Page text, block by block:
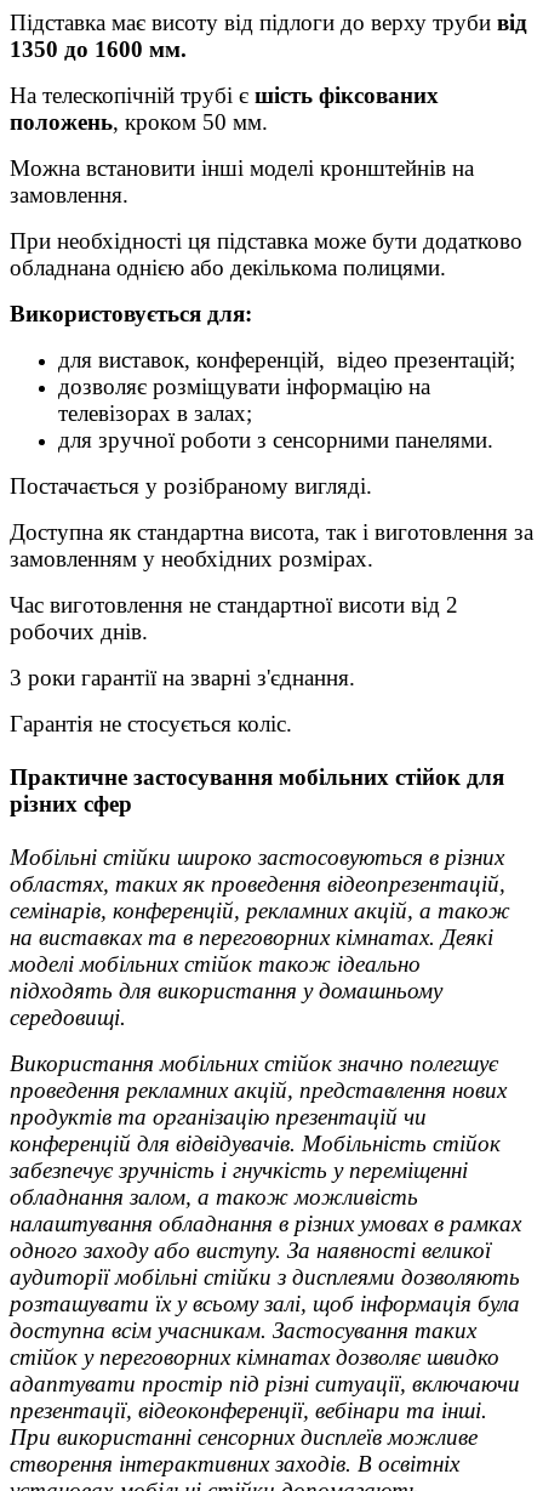
Підставка має висоту від підлоги до верху труби від
1350 до 1600 мм.
На телескопічній трубі є шість фіксованих
положень, кроком 50 мм.
Можна встановити інші моделі кронштейнів на
замовлення.
При необхідності ця підставка може бути додатково
обладнана однією або декількома полицями.
Використовується для:
для виставок, конференцій, відео презентацій;
дозволяє розміщувати інформацію на
телевізорах в залах;
для зручної роботи з сенсорними панелями.
Постачається у розібраному вигляді.
Доступна як стандартна висота, так і виготовлення за
замовленням у необхідних розмірах.
Час виготовлення не стандартної висоти від 2
робочих днів.
3 роки гарантії на зварні з'єднання.
Гарантія не стосується коліс.
Практичне застосування мобільних стійок для
різних сфер
Мобільні стійки широко застосовуються в різних
областях, таких як проведення відеопрезентацій,
семінарів, конференцій, рекламних акцій, а також
на виставках та в переговорних кімнатах. Деякі
моделі мобільних стійок також ідеально
підходять для використання у домашньому
середовищі.
Використання мобільних стійок значно полегшує
проведення рекламних акцій, представлення нових
продуктів та організацію презентацій чи
конференцій для відвідувачів. Мобільність стійок
забезпечує зручність і гнучкість у переміщенні
обладнання залом, а також можливість
налаштування обладнання в різних умовах в рамках
одного заходу або виступу. За наявності великої
аудиторії мобільні стійки з дисплеями дозволяють
розташувати їх у всьому залі, щоб інформація була
доступна всім учасникам. Застосування таких
стійок у переговорних кімнатах дозволяє швидко
адаптувати простір під різні ситуації, включаючи
презентації, відеоконференції, вебінари та інші.
При використанні сенсорних дисплеїв можливе
створення інтерактивних заходів. В освітніх